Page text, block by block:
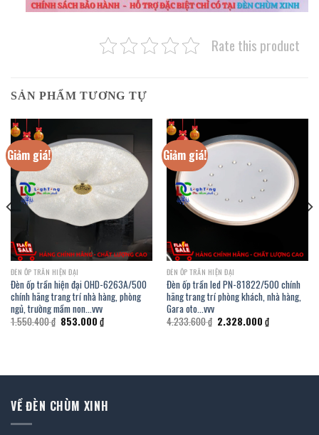
Rate this product
SẢN PHẨM TƯƠNG TỰ
Giảm giá!
ĐÈN ỐP TRẦN HIỆN ĐẠI
Đèn ốp trần hiện đại OHD-6263A/500
chính hãng trang trí nhà hàng, phòng
ngủ, trường mầm non…vvv
1.550.400₫ Giá
gốc
853.000 ₫Giá
hiện
Giảm giá!
ĐÈN ỐP TRẦN HIỆN ĐẠI
Đèn ốp trần led PN-81822/500 chính
hãng trang trí phòng khách, nhà hàng,
Gara oto…vvv
4.233.600₫ Giá
gốc
2.328.000 ₫Giá
hiện
VỀ ĐÈN CHÙM XINH